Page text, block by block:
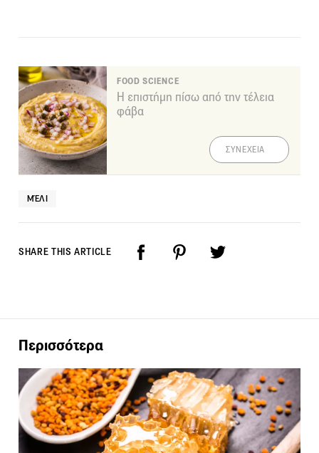
FOOD SCIENCE
Η επιστήμη πίσω από την τέλεια
φάβα
ΣΥΝΕΧΕΙΑ
ΜΈΛΙ
SHARE THIS ARTICLE
Περισσότερα